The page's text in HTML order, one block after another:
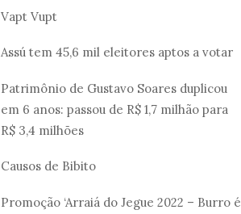
Vapt Vupt
Assú tem 45,6 mil eleitores aptos a votar
Patrimônio de Gustavo Soares duplicou
em 6 anos: passou de R$ 1,7 milhão para
R$ 3,4 milhões
Causos de Bibito
Promoção ‘Arraiá do Jegue 2022 – Burro é